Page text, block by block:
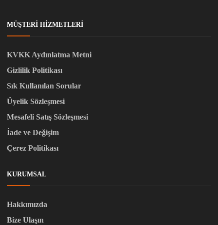
MÜŞTERI HIZMETLERI
KVKK Aydınlatma Metni
Gizlilik Politikası
Sık Kullanılan Sorular
Üyelik Sözleşmesi
Mesafeli Satış Sözleşmesi
İade ve Değişim
Çerez Politikası
KURUMSAL
Hakkımızda
Bize Ulaşın